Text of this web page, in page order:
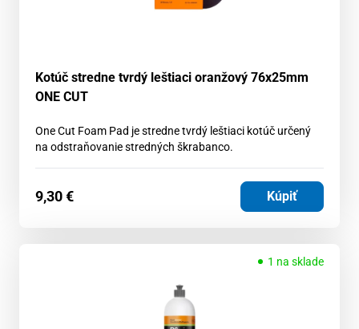
Kotúč stredne tvrdý leštiaci oranžový 76x25mm
ONE CUT
One Cut Foam Pad je stredne tvrdý leštiaci kotúč určený
na odstraňovanie stredných škrabanco.
9,30€ Kúpiť
1 na sklade